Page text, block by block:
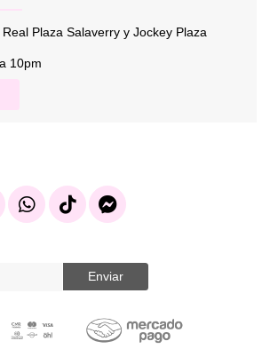
Plaza Salaverry y Jockey Plaza
10pm
Enviar